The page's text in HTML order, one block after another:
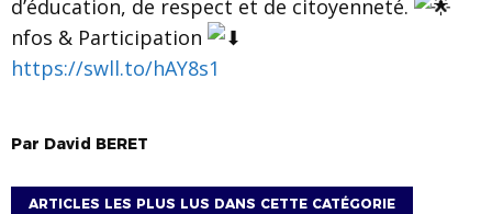
d’éducation, de respect et de citoyenneté.
nfos & Participation
https://swll.to/hAY8s1
Par David BERET
ARTICLES LES PLUS LUS DANS CETTE CATÉGORIE